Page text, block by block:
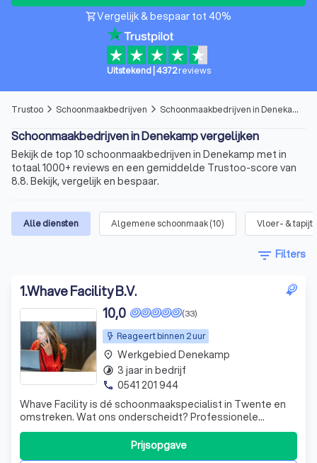
shopping_cartVergelijk & bespaar tot 40%
Uitstekend| 4372 reviews
Trustoo arrow_forward_ios Schoonmaakbedrijven arrow_forward_ios Schoonmaakbedrijven in Denekamp
Schoonmaakbedrijven in Denekamp vergelijken
Bekijk de top 10 schoonmaakbedrijven in Denekamp met in
totaal 1000+ reviews en een gemiddelde Trustoo-score van
8.8. Bekijk, vergelijk en bespaar.
Alle diensten Algemene schoonmaak(10) Vloer- &
filter_list Filters
1.Whave Facility B.V.
Reageert binnen 2 uur
(33)
10,0
Whave Facility is dé schoonmaakspecialist in Twente en
omstreken. Wat ons onderscheidt? Professionele
schoonmaakdiensten met een sterke focus op
Duurzaamheid en lokaal ondernemerschap.
Prijsopgave
place Werkgebied Denekamp
timelapse 3 jaar in bedrijf
phone 0541 201 944